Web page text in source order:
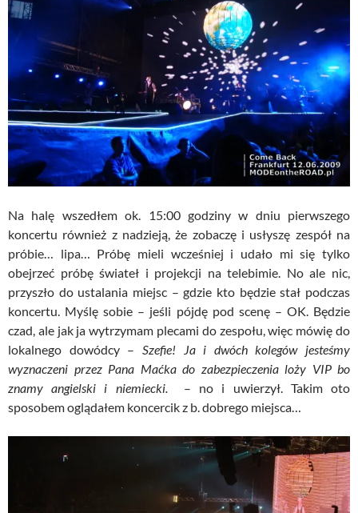
Na halę wszedłem ok. 15:00 godziny w dniu pierwszego
koncertu również z nadzieją, że zobaczę i usłyszę zespół na
próbie… lipa… Próbę mieli wcześniej i udało mi się tylko
obejrzeć próbę świateł i projekcji na telebimie. No ale nic,
przyszło do ustalania miejsc – gdzie kto będzie stał podczas
koncertu. Myślę sobie – jeśli pójdę pod scenę – OK. Będzie
czad, ale jak ja wytrzymam plecami do zespołu, więc mówię do
lokalnego dowódcy – Szefie! Ja i dwóch kolegów jesteśmy
wyznaczeni przez Pana Maćka do zabezpieczenia loży VIP bo
znamy angielski i niemiecki.– no i uwierzył. Takim oto
sposobem oglądałem koncercik z b. dobrego miejsca…